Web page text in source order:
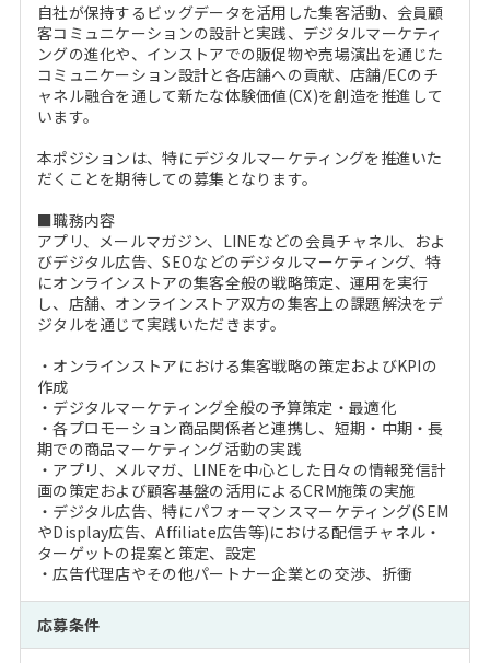
年齢と年収の相関図
自社が保持するビッグデータを活用した集客活動、会員顧
客コミュニケーションの設計と実践、デジタルマーケティ
ングの進化や、インストアでの販促物や売場演出を通じた
コミュニケーション設計と各店舗への貢献、店舗/ECのチ
ャネル融合を通して新たな体験価値(CX)を創造を推進して
います。
本ポジションは、特にデジタルマーケティングを推進いた
だくことを期待しての募集となります。
■職務内容
アプリ、メールマガジン、LINEなどの会員チャネル、およ
びデジタル広告、SEOなどのデジタルマーケティング、特
にオンラインストアの集客全般の戦略策定、運用を実行
し、店舗、オンラインストア双方の集客上の課題解決をデ
ジタルを通じて実践いただきます。
・オンラインストアにおける集客戦略の策定およびKPIの
作成
・デジタルマーケティング全般の予算策定・最適化
・各プロモーション商品関係者と連携し、短期・中期・長
期での商品マーケティング活動の実践
・アプリ、メルマガ、LINEを中心とした日々の情報発信計
画の策定および顧客基盤の活用によるCRM施策の実施
・デジタル広告、特にパフォーマンスマーケティング(SEM
やDisplay広告、Affiliate広告等)における配信チャネル・
ターゲットの提案と策定、設定
・広告代理店やその他パートナー企業との交渉、折衝
応募条件